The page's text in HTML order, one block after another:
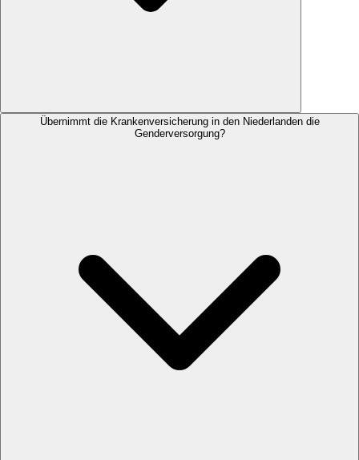
Übernimmt die Krankenversicherung in den Niederlanden die
Genderversorgung?